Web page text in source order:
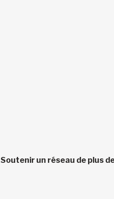
Soutenir un réseau de plus